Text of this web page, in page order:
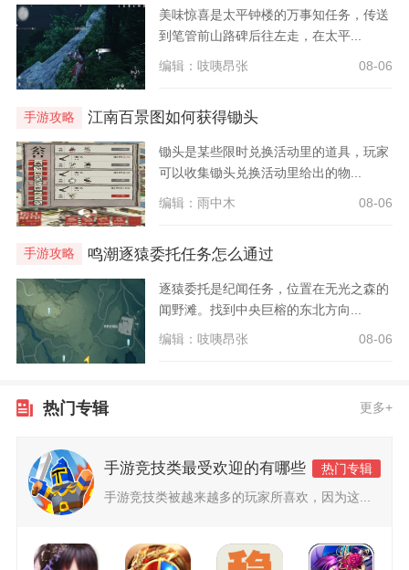
美味惊喜是太平钟楼的万事知任务，传送
到笔管前山路碑后往左走，在太平...
编辑：吱咦昂张 08-06
手游攻略 江南百景图如何获得锄头
锄头是某些限时兑换活动里的道具，玩家
可以收集锄头兑换活动里给出的物...
编辑：雨中木 08-06
手游攻略 鸣潮逐猿委托任务怎么通过
逐猿委托是纪闻任务，位置在无光之森的
闻野滩。找到中央巨榕的东北方向...
编辑：吱咦昂张 08-06
热门专辑 更多+
手游竞技类最受欢迎的有哪些
热门专辑
手游竞技类被越来越多的玩家所喜欢，因为这...